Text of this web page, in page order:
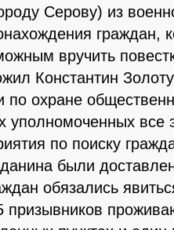
Серову) из
граждан,
вручить
Константин
по охране
уполномоченных все
по поиску
были
обязались
призывников